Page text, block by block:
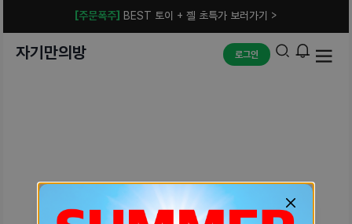
[주문폭주] BEST 토이 + 젤 초특가 보러가기 >
자기만의방 로그인